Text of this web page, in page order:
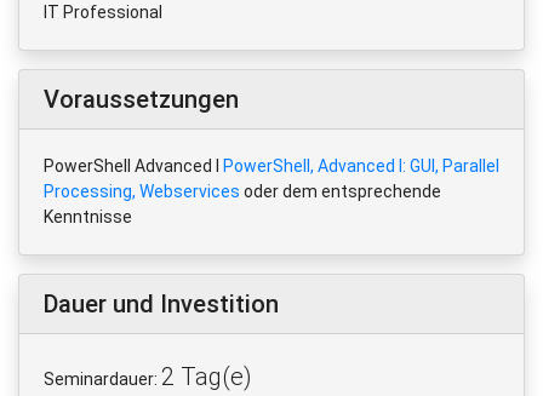
IT Professional
Voraussetzungen
PowerShell Advanced I
PowerShell, Advanced I: GUI, Parallel
Processing, Webservices oder dem entsprechende
Kenntnisse
Dauer und Investition
Seminardauer: 2 Tag(e)